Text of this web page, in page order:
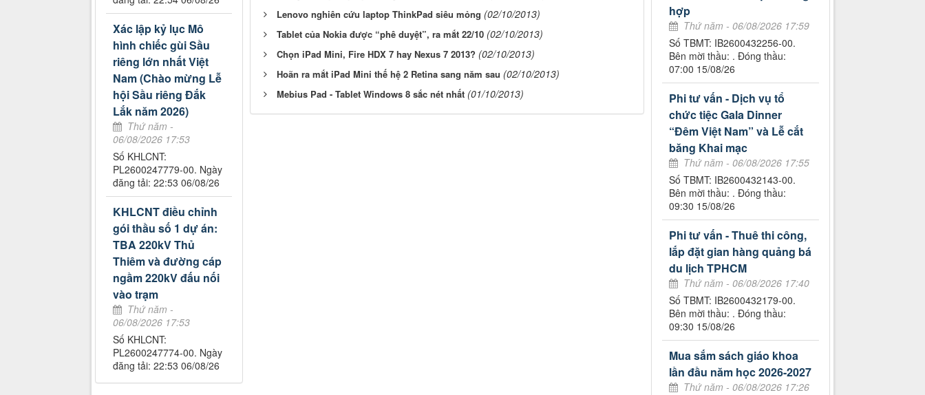
Lenovo nghiên cứu laptop ThinkPad siêu mỏng (02/10/2013)
Tablet của Nokia được “phê duyệt”, ra mắt 22/10 (02/10/2013)
Chọn iPad Mini, Fire HDX 7 hay Nexus 7 2013? (02/10/2013)
Hoãn ra mắt iPad Mini thế hệ 2 Retina sang năm sau (02/10/2013)
Mebius Pad - Tablet Windows 8 sắc nét nhất (01/10/2013)
hợp
Thứ năm - 06/08/2026 17:59
Số TBMT: IB2600432256-00.
Bên mời thầu: . Đóng thầu:
07:00 15/08/26
Phi tư vấn - Dịch vụ tổ
chức tiệc Gala Dinner
“Đêm Việt Nam” và Lễ cắt
băng Khai mạc
Thứ năm - 06/08/2026 17:55
Số TBMT: IB2600432143-00.
Bên mời thầu: . Đóng thầu:
09:30 15/08/26
Phi tư vấn - Thuê thi công,
lắp đặt gian hàng quảng bá
du lịch TPHCM
Thứ năm - 06/08/2026 17:40
Số TBMT: IB2600432179-00.
Bên mời thầu: . Đóng thầu:
09:30 15/08/26
Mua sắm sách giáo khoa
lần đầu năm học 2026-2027
Thứ năm - 06/08/2026 17:26
Xác lập kỷ lục Mô
hình chiếc gùi Sầu
riêng lớn nhất Việt
Nam (Chào mừng Lễ
hội Sầu riêng Đắk
Lắk năm 2026)
Thứ năm -
06/08/2026 17:53
Số KHLCNT:
PL2600247779-00. Ngày
đăng tải: 22:53 06/08/26
KHLCNT điều chỉnh
gói thầu số 1 dự án:
TBA 220kV Thủ
Thiêm và đường cáp
ngầm 220kV đấu nối
vào trạm
Thứ năm -
06/08/2026 17:53
Số KHLCNT:
PL2600247774-00. Ngày
đăng tải: 22:53 06/08/26